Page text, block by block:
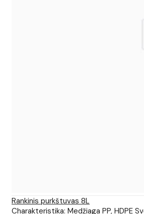
Rankinis purkštuvas 8L
Charakteristika: Medžiaga PP, HDPE